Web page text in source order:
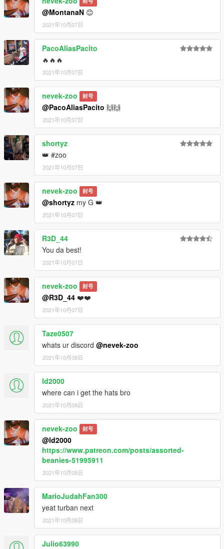
@MontanaN 😊
2021年10月07日
PacoAliasPacito
🔥🔥🔥
2021年10月07日
nevek-zoo 封号
@PacoAliasPacito 🙌🙌
2021年10月07日
shortyz
👑 #zoo
2021年10月07日
nevek-zoo 封号
@shortyz my G 👑
2021年10月07日
R3D_44
You da best!
2021年10月07日
nevek-zoo 封号
@R3D_44 ❤️❤️
2021年10月07日
Taze0507
whats ur discord @nevek-zoo
2021年10月08日
ld2000
where can i get the hats bro
2021年10月08日
nevek-zoo 封号
@ld2000
https://www.patreon.com/posts/assorted-
beanies-51995911
2021年10月08日
MarioJudahFan300
yeat turban next
2021年10月08日
Julio63990